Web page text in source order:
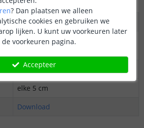
Ja
Ja
5 jaar
elke 5 cm
Download
? Dan plaatsen we alleen
cookies en gebruiken we
lijken. U kunt uw voorkeuren later
voorkeuren pagina.
Accepteer